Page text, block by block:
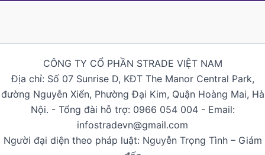
CÔNG TY CỔ PHẦN STRADE VIỆT NAM
Địa chỉ: Số 07 Sunrise D, KĐT The Manor Central Park,
đường Nguyễn Xiển, Phường Đại Kim, Quận Hoàng Mai, Hà
Nội. - Tổng đài hỗ trợ: 0966 054 004 - Email:
infostradevn@gmail.com
Người đại diện theo pháp luật: Nguyễn Trọng Tình – Giám